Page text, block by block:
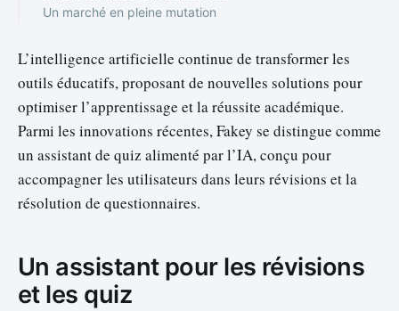
Un marché en pleine mutation
L’intelligence artificielle continue de transformer les
outils éducatifs, proposant de nouvelles solutions pour
optimiser l’apprentissage et la réussite académique.
Parmi les innovations récentes, Fakey se distingue comme
un assistant de quiz alimenté par l’IA, conçu pour
accompagner les utilisateurs dans leurs révisions et la
résolution de questionnaires.
Un assistant pour les révisions
et les quiz